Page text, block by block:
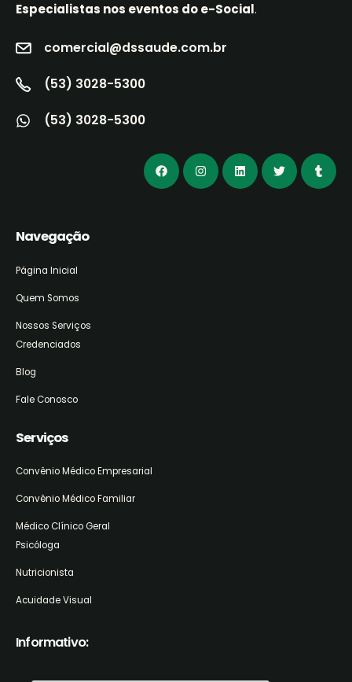
Especialistas nos eventos do e-Social.
comercial@dssaude.com.br
(53) 3028-5300
(53) 3028-5300
Navegação
Página Inicial
Quem Somos
Nossos Serviços
Credenciados
Blog
Fale Conosco
Serviços
Convênio Médico Empresarial
Convênio Médico Familiar
Médico Clínico Geral
Psicóloga
Nutricionista
Acuidade Visual
Informativo: